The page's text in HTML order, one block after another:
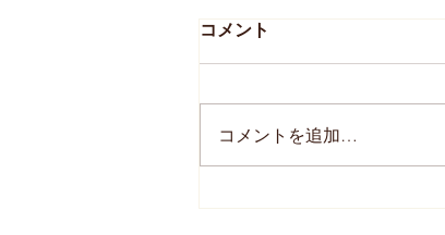
コメント
コメントを追加…